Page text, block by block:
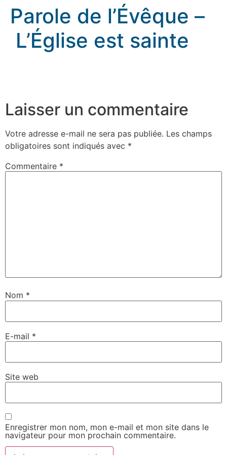
Parole de l’Évêque –
L’Église est sainte
Laisser un commentaire
Votre adresse e-mail ne sera pas publiée. Les champs
obligatoires sont indiqués avec *
Commentaire *
Nom *
E-mail *
Site web
Enregistrer mon nom, mon e-mail et mon site dans le
navigateur pour mon prochain commentaire.